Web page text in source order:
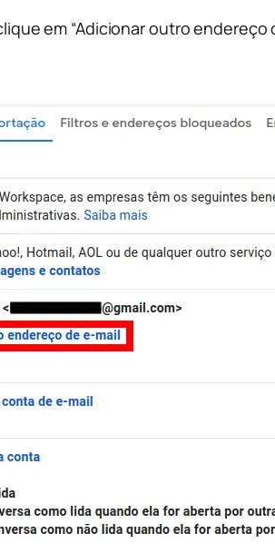
em “Adicionar outro